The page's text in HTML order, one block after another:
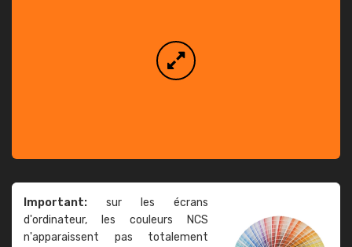
Important: sur les écrans
d'ordinateur, les couleurs NCS
n'apparaissent pas totalement